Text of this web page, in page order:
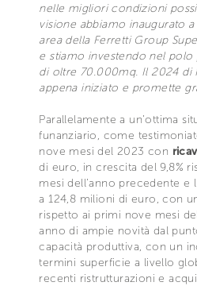
nelle migliori condizioni
visione abbiamo inaugurato
area della Ferretti Group
e stiamo investendo nel polo
di oltre 70.000mq. Il 2024 di
appena iniziato e promette
Parallelamente a un’ottima
funanziario, come
nove mesi del 2023 con
di euro, in crescita del 9,8%
mesi dell’anno precedente e
a 124,8 milioni di euro, con
rispetto ai primi nove mesi
anno di ampie novità dal
capacità produttiva, con un
termini superficie a livello
recenti ristrutturazioni e